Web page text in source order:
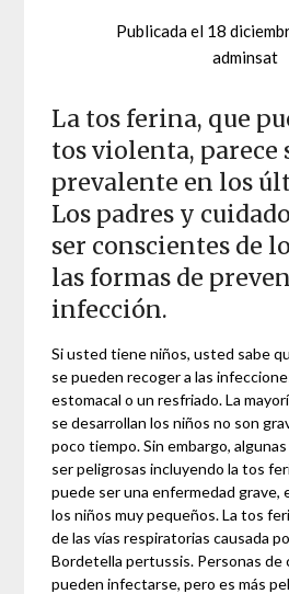
Publicada el 18
adminsat
La tos ferina, que
tos violenta, parece
prevalente en los
Los padres y
ser conscientes de
las formas de
infección.
Si usted tiene niños, usted sabe
se pueden recoger a las
estomacal o un resfriado. La
se desarrollan los niños no son
poco tiempo. Sin embargo,
ser peligrosas incluyendo la tos
puede ser una enfermedad grave,
los niños muy pequeños. La tos
de las vías respiratorias causada
Bordetella pertussis. Personas de
pueden infectarse, pero es más